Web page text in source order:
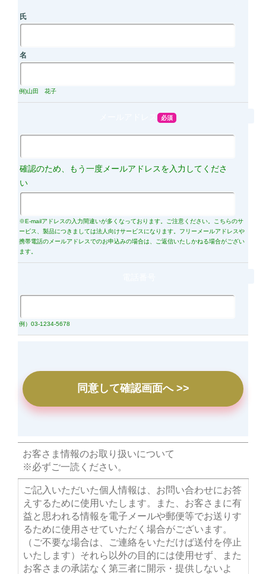
氏
名
例)山田 花子
※E-mailアドレスの入力間違いが多くなっております。ご注意ください。こちらのサ
ービス、製品につきましては法人向けサービスになります。フリーメールアドレスや
携帯電話のメールアドレスでのお申込みの場合は、ご返信いたしかねる場合がござい
ます。
例）03-1234-5678
お客さま情報のお取り扱いについて
※必ずご一読ください。
ご記入いただいた個人情報は、お問い合わせにお答
えするために使用いたします。また、お客さまに有
益と思われる情報を電子メールや郵便等でお送りす
るために使用させていただく場合がございます。
（ご不要な場合は、ご連絡をいただけば送付を停止
いたします）それら以外の目的には使用せず、また
お客さまの承諾なく第三者に開示・提供しないよ